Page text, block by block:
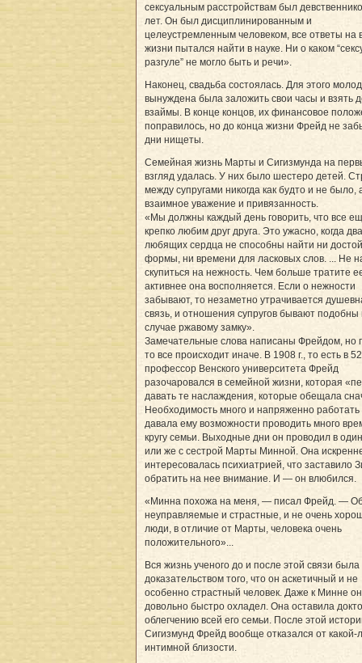
сексуальным расстройствам был
лет. Он был дисциплинированным и
целеустремленным человеком, все ответы на
жизни пытался найти в науке. Ни о каком
разгуле” не могло быть и речи».
Наконец, свадьба состоялась. Для этого
вынуждена была заложить свои часы и взять
взаймы. В конце концов, их финансовое
поправилось, но до конца жизни Фрейд не
дни нищеты.
Семейная жизнь Марты и Сигизмунда на
взгляд удалась. У них было шестеро детей.
между супругами никогда как будто и не было,
взаимное уважение и привязанность.
«Мы должны каждый день говорить, что все
крепко любим друг друга. Это ужасно, когда два
любящих сердца не способны найти ни
формы, ни времени для ласковых слов. ... Не
скупиться на нежность. Чем больше тратите
активнее она восполняется. Если о нежности
забывают, то незаметно утрачивается
связь, и отношения супругов бывают подобны
случае ржавому замку».
Замечательные слова написаны Фрейдом, но
то все происходит иначе. В 1908 г., то есть в
профессор Венского университета Фрейд
разочаровался в семейной жизни, которая
давать те наслаждения, которые обещала
Необходимость много и напряженно работать
давала ему возможности проводить много
кругу семьи. Выходные дни он проводил в
или же с сестрой Марты Минной. Она
интересовалась психиатрией, что заставило
обратить на нее внимание. И — он влюбился.
«Минна похожа на меня, — писал Фрейд. —
неуправляемые и страстные, и не очень
люди, в отличие от Марты, человека очень
положительного»...
Вся жизнь ученого до и после этой связи была
доказательством того, что он аскетичный и не
особенно страстный человек. Даже к Минне он
довольно быстро охладел. Она оставила
облегчению всей его семьи. После этой
Сигизмунд Фрейд вообще отказался от какой-
интимной близости.